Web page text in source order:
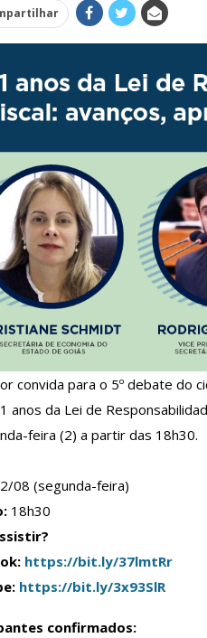
convida para o 5º debate do
anos da Lei de
feira (2) a partir das 18h30.
08 (segunda-feira)
18h30
https://bit.ly/37lmtRr
https://bit.ly/3x93SlR
confirmados:
Clube De
Idiomas
Comunicacao
Comunicacao